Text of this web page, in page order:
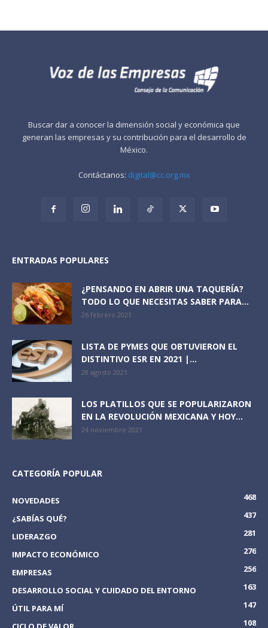
Buscar dar a conocer la dimensión social y económica que
generan las empresas y su contribución para el desarrollo de
México.
Contáctanos: digital@cc.org.mx
ENTRADAS POPULARES
¿PENSANDO EN ABRIR UNA TAQUERÍA?
TODO LO QUE NECESITAS SABER PARA...
26 febrero 2021
LISTA DE PYMES QUE OBTUVIERON EL
DISTINTIVO ESR EN 2021 |...
28 agosto 2021
LOS PLATILLOS QUE SE POPULARIZARON
EN LA REVOLUCIÓN MEXICANA Y HOY...
24 noviembre 2021
CATEGORÍA POPULAR
NOVEDADES
468
¿SABÍAS QUÉ?
437
LIDERAZGO
281
IMPACTO ECONÓMICO
276
EMPRESAS
256
DESARROLLO SOCIAL Y CUIDADO DEL ENTORNO
163
ÚTIL PARA MÍ
147
108